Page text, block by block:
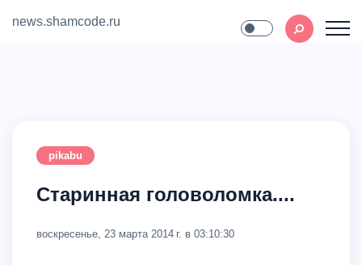
news.shamcode.ru
pikabu
Старинная головоломка....
воскресенье, 23 марта 2014 г. в 03:10:30